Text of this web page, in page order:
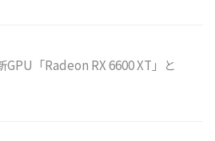
GPU「Radeon RX 6600 XT」と